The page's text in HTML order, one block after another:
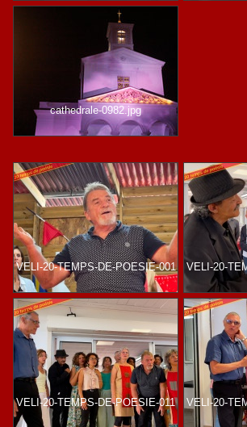
cathedrale-0982.jpg
VELI-20-TEMPS-DE-POESIE-001 VELI-20-
VELI-20-TEMPS-DE-POESIE-011 VELI-20-